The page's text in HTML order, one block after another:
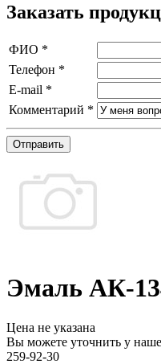
Заказать
ФИО *
Телефон *
E-mail *
Комментарий *
Отправить
Эмаль АК-
Цена не указана
Вы можете уточнить у
259-92-30